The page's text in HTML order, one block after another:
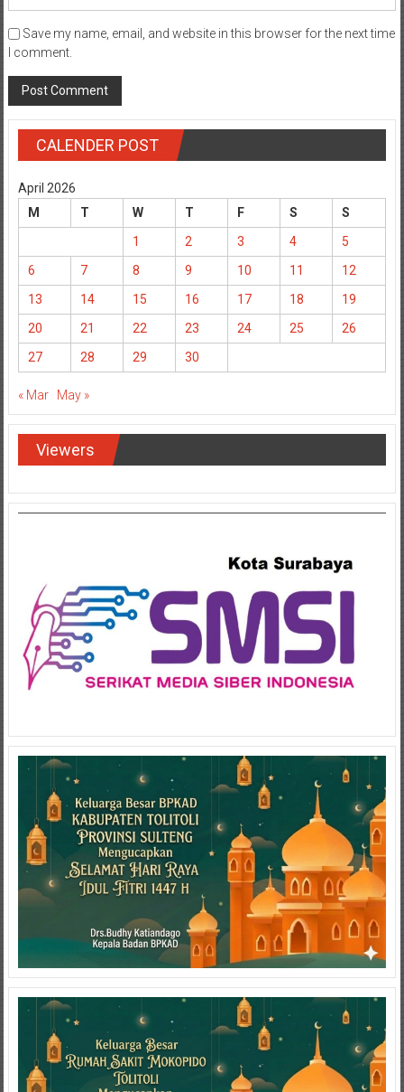
Save my name, email, and website in this browser for the next time
I comment.
CALENDER POST
April 2026
M
T W T F S
S
1
2 3 4
5
6
7 8 9 10 11
12
13
14 15 16 17 18
19
20
21 22 23 24 25
26
27
28 29 30
« Mar May »
Viewers